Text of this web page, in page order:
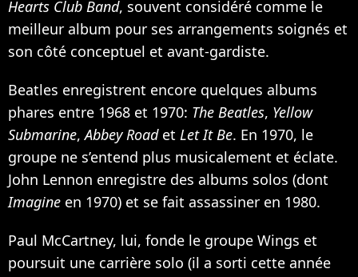
Hearts Club Band, souvent considéré comme le
meilleur album pour ses arrangements soignés et
son côté conceptuel et avant-gardiste.
Beatles enregistrent encore quelques albums
phares entre 1968 et 1970: The Beatles, Yellow
Submarine,Abbey Roadet Let It Be. En 1970, le
groupe ne s’entend plus musicalement et éclate.
John Lennon enregistre des albums solos (dont
Imagine en 1970) et se fait assassiner en 1980.
Paul McCartney, lui, fonde le groupe Wings et
poursuit une carrière solo (il a sorti cette année